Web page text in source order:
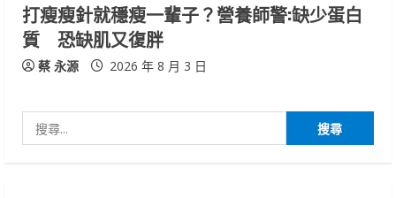
打瘦瘦針就穩瘦一輩子？營養師警:缺少蛋白
質 恐缺肌又復胖
蔡 永源 2026 年 8 月 3 日
尋